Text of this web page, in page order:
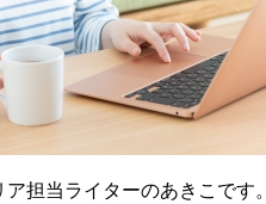
担当ライターのあきこで